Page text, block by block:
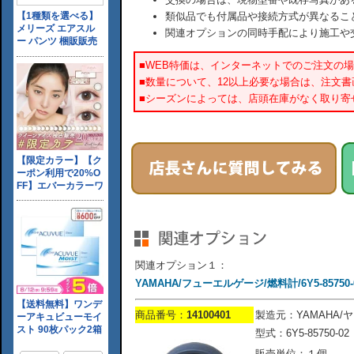
類似品でも付属品や接続方式が異なるこ
関連オプションの同時手配により施工
■WEB特価は、インターネットでのご注文の
■数量について、12以上必要な場合は、注文
■シーズンによっては、店頭在庫がなく取り
関連オプション１：
YAMAHA/フューエルゲージ/燃料計/6Y5-
商品番号： 14100401
製造元：YAMAHA/
型式：6Y5-85750-02